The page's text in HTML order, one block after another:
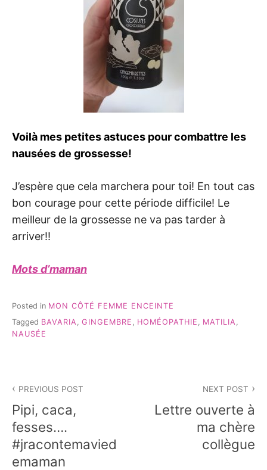
Voilà mes petites astuces pour combattre les
nausées de grossesse!
J’espère que cela marchera pour toi! En tout cas
bon courage pour cette période difficile! Le
meilleur de la grossesse ne va pas tarder à
arriver!!
Mots d’maman
Posted in MON CÔTÉ FEMME ENCEINTE
Tagged BAVARIA GINGEMBRE HOMÉOPATHIE MATILIA
NAUSÉE
de
l’article
PREVIOUS POST
Pipi, caca,
fesses….
#jracontemavied
emaman
NEXT POST
Lettre ouverte à
ma chère
collègue